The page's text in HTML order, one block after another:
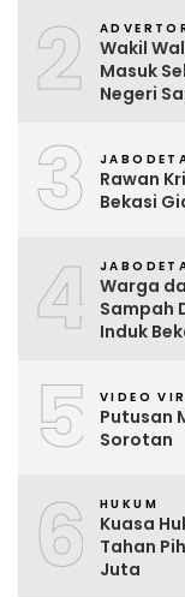
2
Wakil
Masuk
Negeri
3
Rawan
Bekasi
4
Warga
Sampah
Induk
5 VIDEO
Putusan
Sorotan
6 HUKUM
Kuasa
Tahan
Juta